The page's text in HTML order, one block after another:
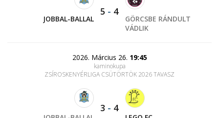
JOBBAL-BALLAL
5 - 4
GÖRCSBE RÁNDULT
VÁDLIK
2026. Március 26. 19:45
kaminokupa
ZSÍROSKENYÉRLIGA CSÜTÖRTÖK 2026 TAVASZ
3 - 4